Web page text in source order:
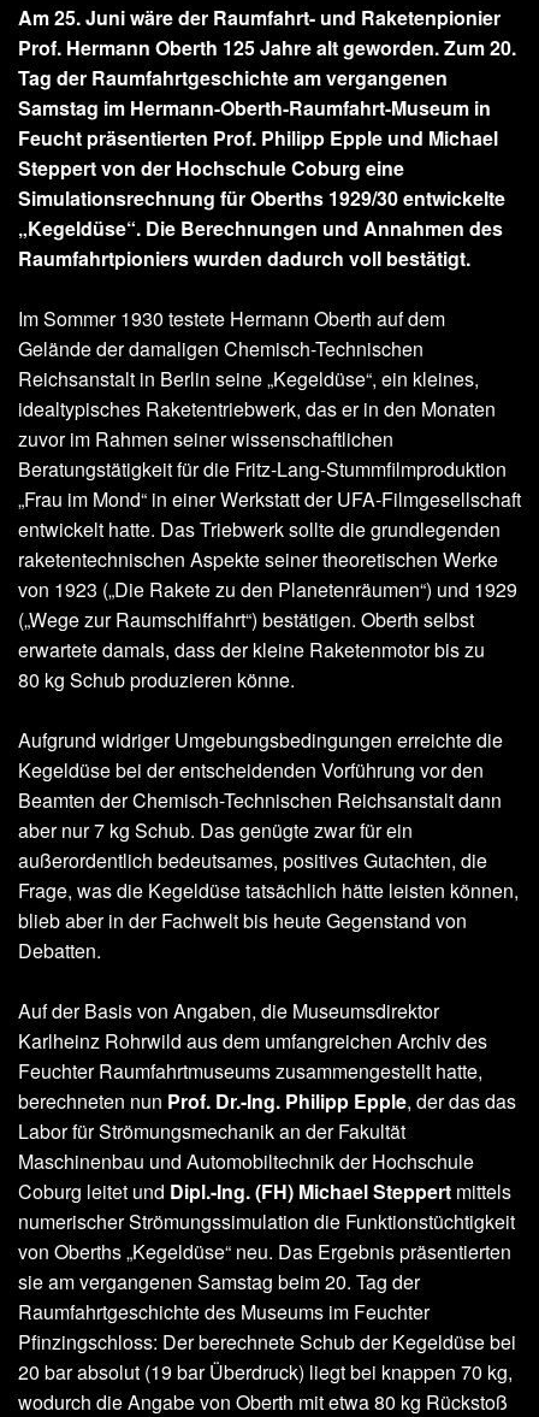
Am 25. Juni wäre der Raumfahrt- und Raketenpionier
Prof. Hermann Oberth 125 Jahre alt geworden. Zum 20.
Tag der Raumfahrtgeschichte am vergangenen
Samstag im Hermann-Oberth-Raumfahrt-Museum in
Feucht präsentierten Prof. Philipp Epple und Michael
Steppert von der Hochschule Coburg eine
Simulationsrechnung für Oberths 1929/30 entwickelte
„Kegeldüse“. Die Berechnungen und Annahmen des
Raumfahrtpioniers wurden dadurch voll bestätigt.
Im Sommer 1930 testete Hermann Oberth auf dem
Gelände der damaligen Chemisch-Technischen
Reichsanstalt in Berlin seine „Kegeldüse“, ein kleines,
idealtypisches Raketentriebwerk, das er in den Monaten
zuvor im Rahmen seiner wissenschaftlichen
Beratungstätigkeit für die Fritz-Lang-Stummfilmproduktion
„Frau im Mond“ in einer Werkstatt der UFA-Filmgesellschaft
entwickelt hatte. Das Triebwerk sollte die grundlegenden
raketentechnischen Aspekte seiner theoretischen Werke
von 1923 („Die Rakete zu den Planetenräumen“) und 1929
(„Wege zur Raumschiffahrt“) bestätigen. Oberth selbst
erwartete damals, dass der kleine Raketenmotor bis zu
80 kg Schub produzieren könne.
Aufgrund widriger Umgebungsbedingungen erreichte die
Kegeldüse bei der entscheidenden Vorführung vor den
Beamten der Chemisch-Technischen Reichsanstalt dann
aber nur 7 kg Schub. Das genügte zwar für ein
außerordentlich bedeutsames, positives Gutachten, die
Frage, was die Kegeldüse tatsächlich hätte leisten können,
blieb aber in der Fachwelt bis heute Gegenstand von
Debatten.
Auf der Basis von Angaben, die Museumsdirektor
Karlheinz Rohrwild aus dem umfangreichen Archiv des
Feuchter Raumfahrtmuseums zusammengestellt hatte,
berechneten nun Prof. Dr.-Ing. Philipp Epple, der das das
Labor für Strömungsmechanik an der Fakultät
Maschinenbau und Automobiltechnik der Hochschule
Coburg leitet und Dipl.-Ing. (FH) Michael Steppert mittels
numerischer Strömungssimulation die Funktionstüchtigkeit
von Oberths „Kegeldüse“ neu. Das Ergebnis präsentierten
sie am vergangenen Samstag beim 20. Tag der
Raumfahrtgeschichte des Museums im Feuchter
Pfinzingschloss: Der berechnete Schub der Kegeldüse bei
20 bar absolut (19 bar Überdruck) liegt bei knappen 70 kg,
wodurch die Angabe von Oberth mit etwa 80 kg Rückstoß